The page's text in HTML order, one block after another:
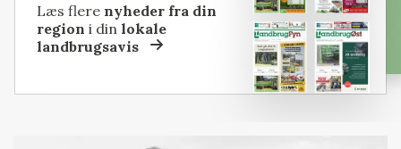
Læs flere nyheder fra din
region i dinlokale
landbrugsavis